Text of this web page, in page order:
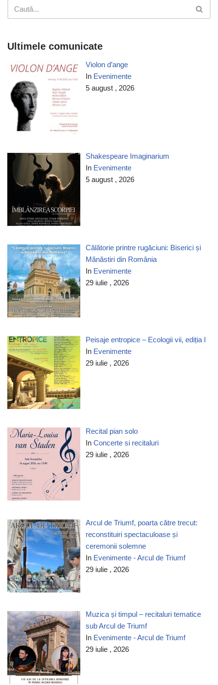
Ultimele comunicate
Violon d’ange
In Evenimente
5 august , 2026
Shakespeare Imaginarium
In Evenimente
5 august , 2026
Călătorie printre rugăciuni: Biserici și
Mănăstiri din România
In Evenimente
29 iulie , 2026
Peisaje entropice – Ecologii vii, ediția I
In Evenimente
29 iulie , 2026
Recital pian solo
InConcerte si recitaluri
29 iulie , 2026
Arcul de Triumf, poarta către trecut:
reconstituiri spectaculoase și
ceremonii solemne
In Evenimente - Arcul de Triumf
29 iulie , 2026
Muzica și timpul – recitaluri tematice
sub Arcul de Triumf
In Evenimente - Arcul de Triumf
29 iulie , 2026